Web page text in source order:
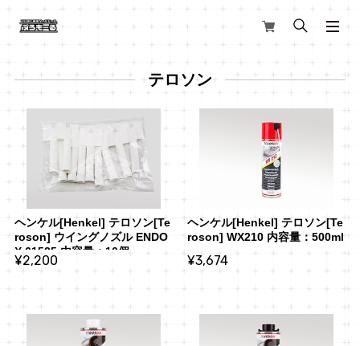
テロソン
ヘンケル[Henkel] テロソン[Te
roson] ウイングノズル ENDO
X 61525 内容量：10個
¥2,200
ヘンケル[Henkel] テロソン[Te
roson] WX210 内容量：500ml
¥3,674